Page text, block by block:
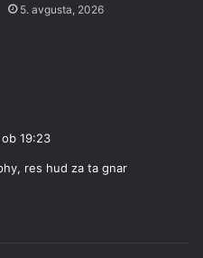
5. avgusta, 2026
19:23
res hud za ta gnar